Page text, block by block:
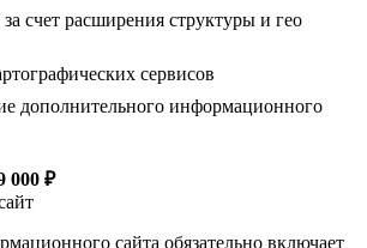
за счет расширения структуры и гео
сервисов
дополнительного информационного
000 ₽
сайта обязательно включает